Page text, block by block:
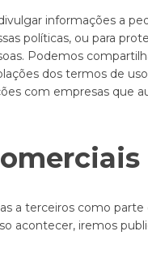
informações a
políticas, ou para
Podemos
dos termos de
com empresas que
a terceiros como
acontecer, iremos